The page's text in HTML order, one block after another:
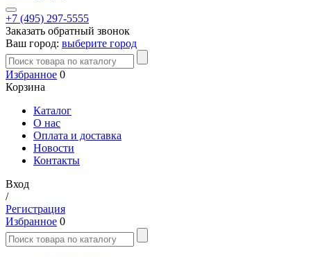
+7 (495) 297-5555
Заказать обратный звонок
Ваш город: выберите город
Избранное 0
Корзина
Каталог
О нас
Оплата и доставка
Новости
Контакты
Вход
/
Регистрация
Избранное 0